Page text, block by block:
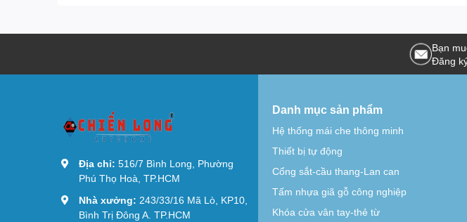
Bạn
Đăng
Địa chỉ: 516/7 Bình Long, Phường
Phú Thọ Hoà, TP.HCM
Nhà xưởng: 243/33/16 Mã Lò, KP10,
Bình Trị Đông A. TP.HCM
Danh mục sản phẩm
Hệ thống mái che thông minh
Thiết bị tự động
Cổng sắt-cầu thang-Lan can
Tấm nhựa giã gỗ công nghiệp
Khóa cửa vân tay-thẻ từ